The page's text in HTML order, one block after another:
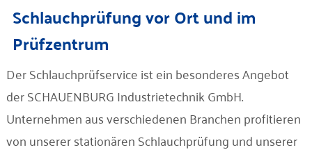
Branchen
Unternehmen
Kontakt
Schlauchprüfung vor Ort und im
Prüfzentrum
Der Schlauchprüfservice ist ein besonderes Angebot
der SCHAUENBURG Industrietechnik GmbH.
Unternehmen aus verschiedenen Branchen profitieren
von unserer stationären Schlauchprüfung und unserer